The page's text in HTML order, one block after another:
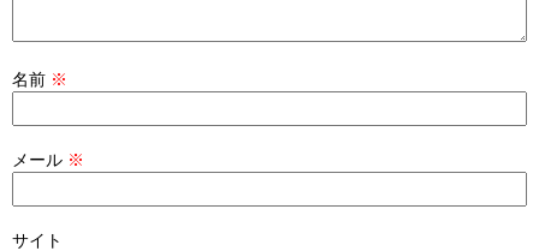
名前 ※
メール ※
サイト